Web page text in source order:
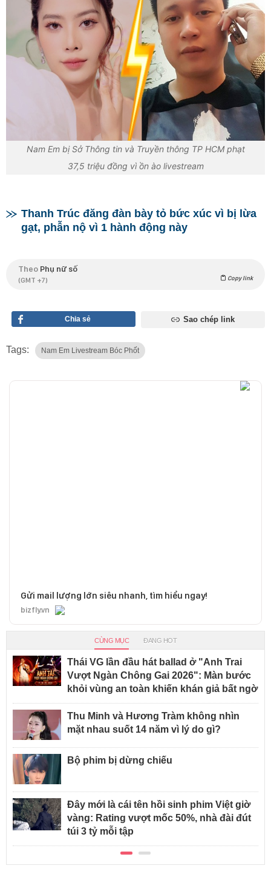
Nam Em bị Sở Thông tin và Truyền thông TP HCM phạt
37,5 triệu đồng vì ồn ào livestream
Thanh Trúc đăng đàn bày tỏ bức xúc vì bị lừa
gạt, phẫn nộ vì 1 hành động này
Theo Phụ nữ số
(GMT +7) Copy link
Chia sẻ Sao chép link
Tags: Nam Em Livestream Bóc Phốt
Gửi mail lượng lớn siêu nhanh, tìm hiểu ngay!
bizfly.vn
CÙNG MỤC ĐANG HOT
Thái VG lần đầu hát ballad ở "Anh Trai
Vượt Ngàn Chông Gai 2026": Màn bước
khỏi vùng an toàn khiến khán giả bất ngờ
Thu Minh và Hương Tràm không nhìn
mặt nhau suốt 14 năm vì lý do gì?
Bộ phim bị dừng chiếu
Đây mới là cái tên hồi sinh phim Việt giờ
vàng: Rating vượt mốc 50%, nhà đài đút
túi 3 tỷ mỗi tập